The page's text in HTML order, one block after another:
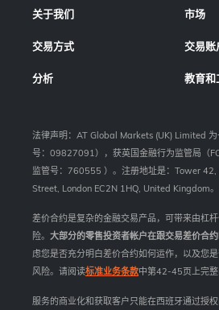
关于我们 市场
交易方式 交易账
分析 教育和
法律声明：AT Global Markets (UK) Limited
号：09827091），获英国金融行为监管局（
监管号：760555 ）。注册地址是：Tower
Street, London EC2N 1HQ, United Kingdom。
差价合约是复杂的金融交易产品，可带来由杠
险。 大部分的零售投资者帐户在跟交易差价合
虑您是否充分明白差价合约如何运作，以及您
风险。请阅读标准业务条款中第42-45页上完整
服务的商业化和获取客户只能在西班牙通过授权